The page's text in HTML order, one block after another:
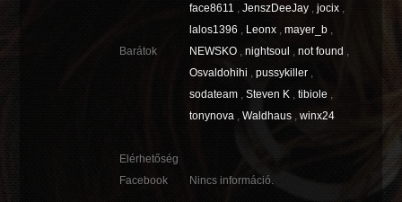
Barátok
face8611, JenszDeeJay, jocix,
lalos1396 , Leonx, mayer_b,
NEWSKO, nightsoul , not found ,
Osvaldohihi , pussykiller,
sodateam, Steven K, tibiole,
tonynova, Waldhaus, winx24
Elérhetőség
Facebook
Nincs információ.